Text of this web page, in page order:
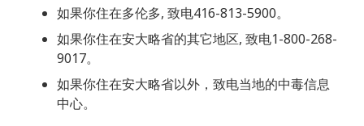
如果你住在多伦多, 致电416-813-5900。
如果你住在安大略省的其它地区, 致电1-800-268-
9017。
如果你住在安大略省以外，致电当地的中毒信息
中心。